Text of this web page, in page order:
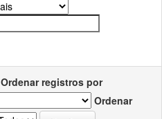
Ordenar registros por
Ordenar